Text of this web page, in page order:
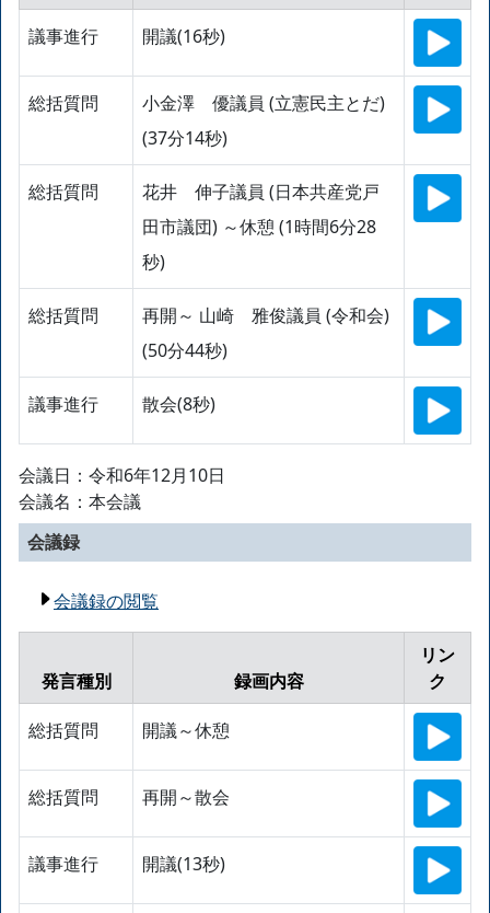
議事進行 開議(16秒)
総括質問
小金澤 優議員 (立憲民主とだ)
(37分14秒)
総括質問
花井 伸子議員 (日本共産党戸
田市議団) ～休憩 (1時間6分28
秒)
総括質問
再開～ 山崎 雅俊議員 (令和会)
(50分44秒)
議事進行 散会(8秒)
会議日：令和6年12月10日
会議名：本会議
会議録
会議録の閲覧
発言種別 録画内容
リン
ク
総括質問 開議～休憩
総括質問 再開～散会
議事進行 開議(13秒)